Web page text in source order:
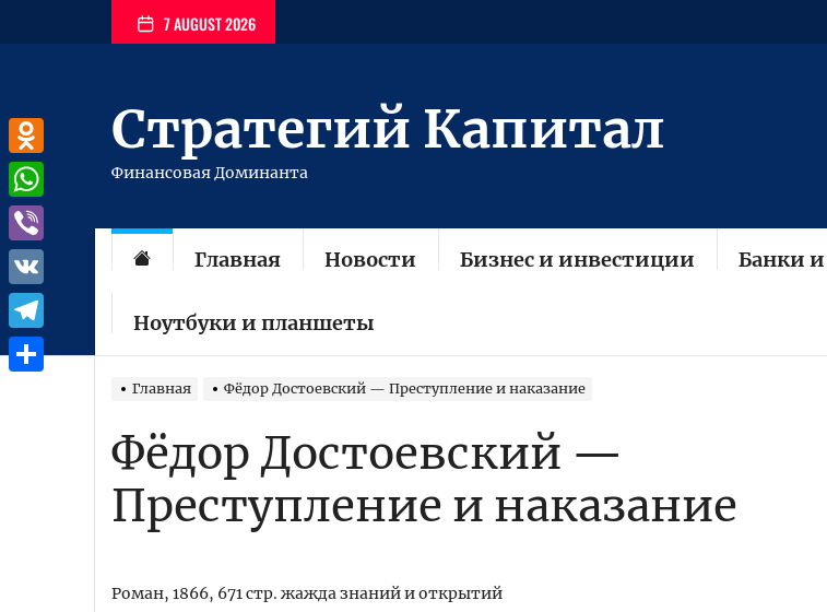
7 AUGUST 2026
Стратегий Капитал
Финансовая Доминанта
Главная Новости Бизнес и инвестиции Банки
Ноутбуки и планшеты
Главная Фёдор Достоевский — Преступление и наказание
Фёдор Достоевский —
Преступление и наказание
Роман, 1866, 671 стр. жажда знаний и открытий
Odnoklassniki
WhatsApp
Viber
VK
Telegram